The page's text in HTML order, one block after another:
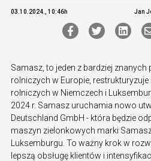
03.10.2024., 10:46h Jan
Samasz, to jeden z bardziej
rolniczych w Europie,
rolniczych w Niemczech i
2024 r. Samasz uruchamia nowo
Deutschland GmbH - która będzie
maszyn zielonkowych marki
Luksemburgu. To ważny krok w
lepszą obsługę klientów i